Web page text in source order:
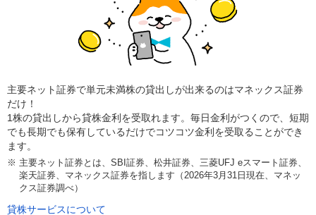
主要ネット証券で単元未満株の貸出しが出来るのはマネックス証券
だけ！
1株の貸出しから貸株金利を受取れます。毎日金利がつくので、短期
でも長期でも保有しているだけでコツコツ金利を受取ることができ
ます。
※ 主要ネット証券とは、SBI証券、松井証券、三菱UFJ eスマート証券、
楽天証券、マネックス証券を指します（2026年3月31日現在、マネッ
クス証券調べ）
貸株サービスについて